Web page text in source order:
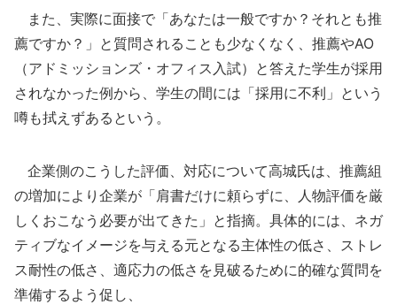
また、実際に面接で「あなたは一般ですか？それとも推
薦ですか？」と質問されることも少なくなく、推薦やAO
（アドミッションズ・オフィス入試）と答えた学生が採用
されなかった例から、学生の間には「採用に不利」という
噂も拭えずあるという。
企業側のこうした評価、対応について高城氏は、推薦組
の増加により企業が「肩書だけに頼らずに、人物評価を厳
しくおこなう必要が出てきた」と指摘。具体的には、ネガ
ティブなイメージを与える元となる主体性の低さ、ストレ
ス耐性の低さ、適応力の低さを見破るために的確な質問を
準備するよう促し、